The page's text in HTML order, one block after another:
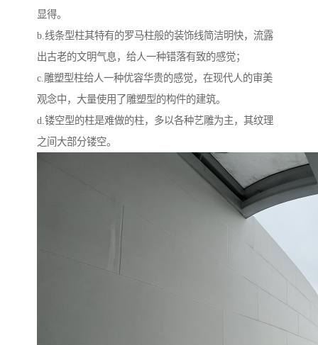
显得。
b.线条型柱其特有的罗马柱般的装饰线简洁明快，流露
出古老的文明气息，给人一种错落有致的感觉；
c.雕塑型柱给人一种优容华贵的感觉，在现代人的审美
观念中，大量使用了雕塑型的构件的建筑。
d.镂空型的柱是难做的柱，多以各种艺雕为主，其纹理
之间大部分镂空。